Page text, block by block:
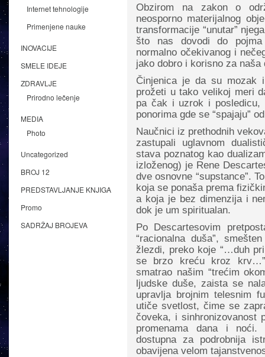
Internet tehnologije
Primenjene nauke
INOVACIJE
SMELE IDEJE
ZDRAVLJE
Prirodno lečenje
MEDIA
Photo
Uncategorized
BROJ 12
PREDSTAVLJANJE KNJIGA
Promo
SADRŽAJ BROJEVA
Obzirom na zakon o
neosporno materijalnog
transformacije “unutar”
što nas dovodi do
normalno očekivanog i
jako dobro i korisno za naša
Činjenica je da su mozak
prožeti u tako velikoj meri
pa čak i uzrok i posledicu,
ponorima gde se “spajaju”
Naučnici iz prethodnih
zastupali uglavnom
stava poznatog kao
izloženog) je Rene
dve osnovne “supstance”.
koja se ponaša prema
a koja je bez dimenzija i
dok je um spiritualan.
Po Descartesovim
“racionalna duša”,
žlezdi, preko koje “…duh
se brzo kreću kroz
smatrao našim “trećim
ljudske duše, zaista se
upravlja brojnim telesnim
utiče svetlost, čime se
čoveka, i sinhronizovanost
promenama dana i
dostupna za podrobnija
obavijena velom